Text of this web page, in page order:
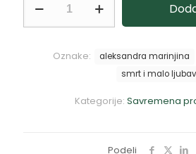
malo
(Aleksandra
Kategorije: Savremena
Oznake: aleksandra marinjina
smrt i malo
Podeli